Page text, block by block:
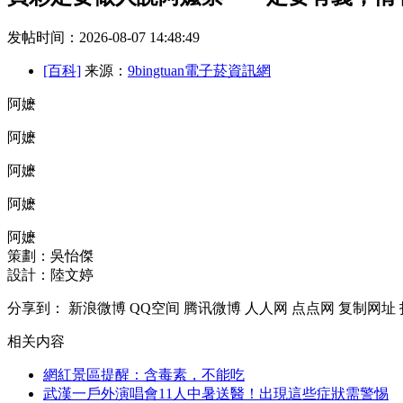
发帖时间：2026-08-07 14:48:49
[百科] 来源： 9bingtuan電子菸資訊網
阿嬷
阿嬷
阿嬷
阿嬷
阿嬷
策劃：吳怡傑
設計：陸文婷
分享到： 新浪微博 QQ空间 腾讯微博 人人网 点点网 复制网址
相关内容
網紅景區提醒：含毒素，不能吃
武漢一戶外演唱會11人中暑送醫！出現這些症狀需警惕